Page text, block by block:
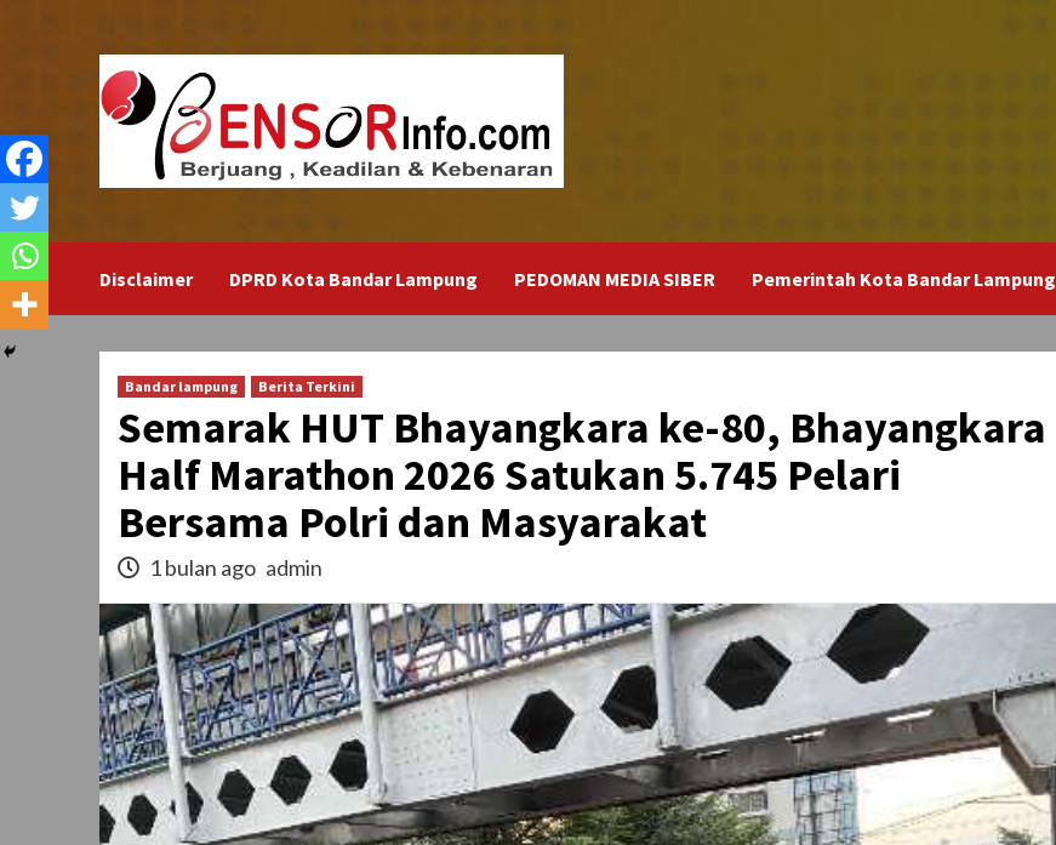
Disclaimer DPRD Kota Bandar Lampung PEDOMAN MEDIA SIBER Pemerintah Kota Bandar Lampung
Bandar lampung Berita Terkini
Semarak HUT Bhayangkara ke-80, Bhayangkara
Half Marathon 2026 Satukan 5.745 Pelari
Bersama Polri dan Masyarakat
1 bulan ago admin